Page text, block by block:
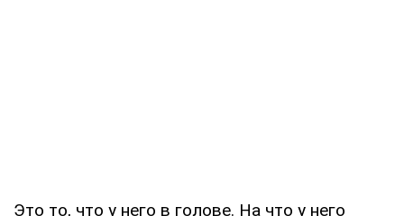
Это то, что у него в голове. На что у него